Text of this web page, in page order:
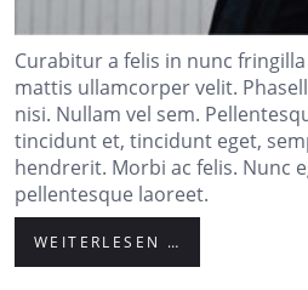
Curabitur a felis in nunc
mattis ullamcorper velit.
nisi. Nullam vel sem.
tincidunt et, tincidunt eget,
hendrerit. Morbi ac felis. Nunc
pellentesque laoreet.
WEITERLESEN …